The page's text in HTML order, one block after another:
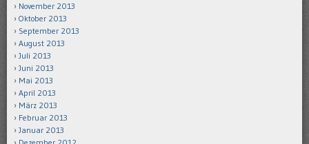
November 2013
Oktober 2013
September 2013
August 2013
Juli 2013
Juni 2013
Mai 2013
April 2013
März 2013
Februar 2013
Januar 2013